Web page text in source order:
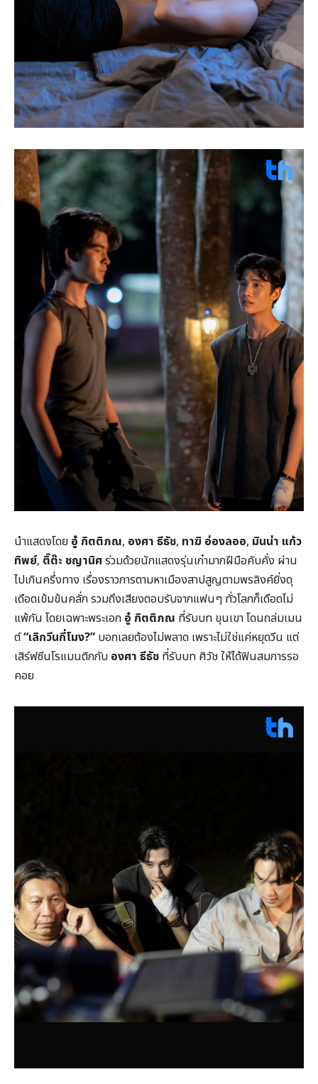
นำแสดงโดย อู๋ กิตติภณ, องศา ธีธัช, ทาฆิ อ่องลออ, มินน่า แก้ว
ทิพย์, ติ๊ต๊ะ ชญานิศร่วมด้วยนักแสดงรุ่นเก๋ามากฝีมือคับคั่ง ผ่าน
ไปเกินครึ่งทาง เรื่องราวการตามหาเมืองสาปสูญตามพรลิงค์ยิ่งดุ
เดือดเข้มข้นคลั่ก รวมถึงเสียงตอบรับจากแฟนๆ ทั่วโลกก็เดือดไม่
แพ้กัน โดยเฉพาะพระเอก อู๋ กิตติภณ ที่รับบท ขุนเขา โดนถล่มเมน
ต์“เลิกวีนกี่โมง?” บอกเลยต้องไม่พลาด เพราะไม่ใช่แค่หยุดวีน แต่
เสิร์ฟซีนโรแมนติกกับ องศา ธีธัช ที่รับบท ศิวัช ให้ได้ฟินสมการรอ
คอย